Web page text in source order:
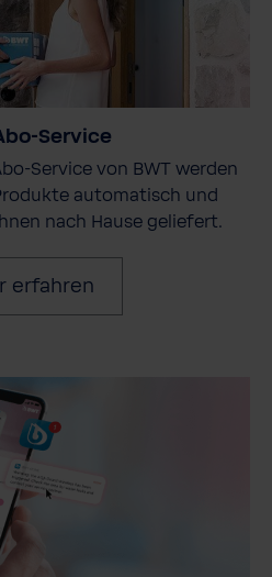
Service
Service von BWT werden
automatisch und
nach Hause geliefert.
erfahren